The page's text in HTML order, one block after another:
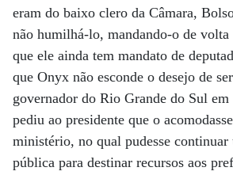
eram do baixo clero da Câmara,
não humilhá-lo, mandando-o de volta
que ele ainda tem mandato de
que Onyx não esconde o desejo de
governador do Rio Grande do Sul
pediu ao presidente que o
ministério, no qual pudesse continuar
pública para destinar recursos aos